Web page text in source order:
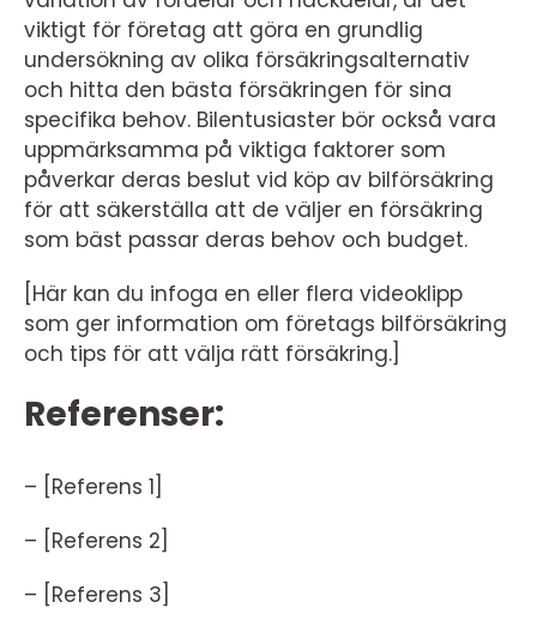
viktigt för företag att göra en grundlig
undersökning av olika försäkringsalternativ
och hitta den bästa försäkringen för sina
specifika behov. Bilentusiaster bör också vara
uppmärksamma på viktiga faktorer som
påverkar deras beslut vid köp av bilförsäkring
för att säkerställa att de väljer en försäkring
som bäst passar deras behov och budget.
[Här kan du infoga en eller flera videoklipp
som ger information om företags bilförsäkring
och tips för att välja rätt försäkring.]
Referenser:
– [Referens 1]
– [Referens 2]
– [Referens 3]